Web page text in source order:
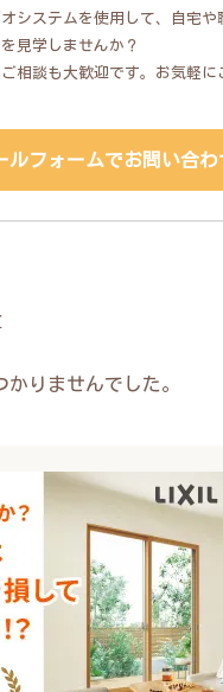
オシステムを使用して、自宅や
見学しませんか？
相談も大歓迎です。お気軽に
ルフォームでお問い合わ
かりませんでした。